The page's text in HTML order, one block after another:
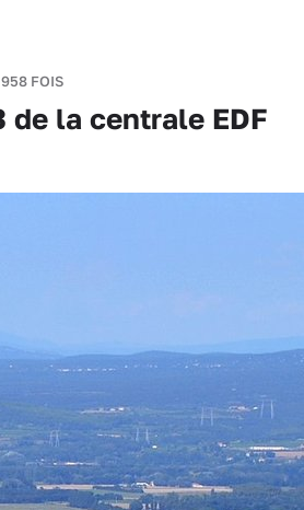
FOIS
de la centrale EDF